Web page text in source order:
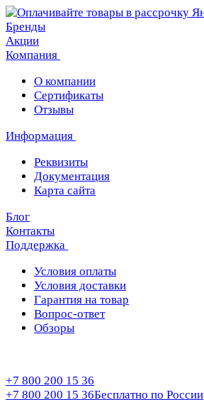
Бренды
Акции
Компания
О компании
Сертификаты
Отзывы
Информация
Реквизиты
Документация
Карта сайта
Блог
Контакты
Поддержка
Условия оплаты
Условия доставки
Гарантия на товар
Вопрос-ответ
Обзоры
+7 800 200 15 36
+7 800 200 15 36Бесплатно по России